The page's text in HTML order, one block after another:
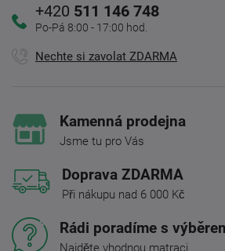
+420 511 146 748
Po-Pá 8:00 - 17:00 hod.
Nechte si zavolat ZDARMA
Kamenná prodejna
Jsme tu pro Vás
Doprava ZDARMA
Při nákupu nad 6 000 Kč
Rádi poradíme s
Najděte vhodnou matraci